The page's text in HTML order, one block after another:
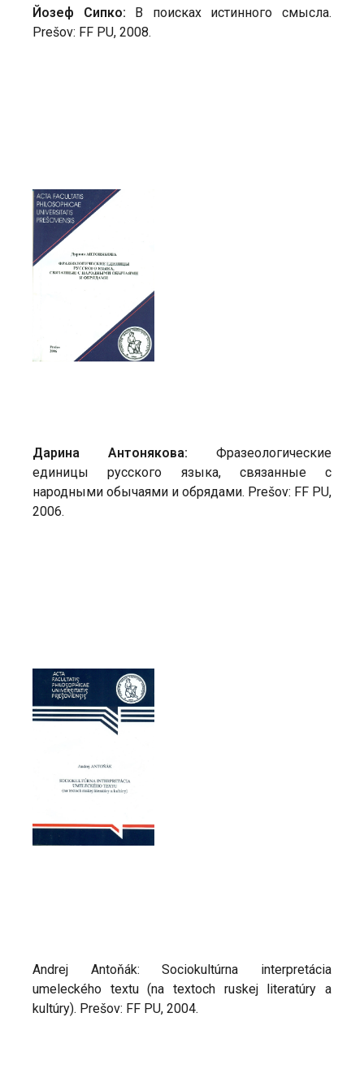
Йозеф Сипко: В поисках истинного смысла.
Prešov: FF PU, 2008.
Дарина Антонякова: Фразеологические
единицы русского языка, связанные с
народными обычаями и обрядами. Prešov: FF PU,
2006.
Andrej Antoňák: Sociokultúrna interpretácia
umeleckého textu (na textoch ruskej literatúry a
kultúry). Prešov: FF PU, 2004.